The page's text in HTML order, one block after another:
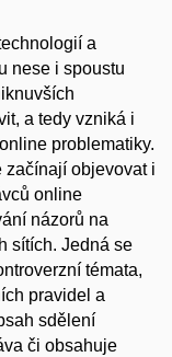
a
nese i spoustu
a tedy vzniká i
problematiky.
začínají objevovat i
online
názorů na
sítích. Jedná se
témata,
pravidel a
sdělení
či obsahuje